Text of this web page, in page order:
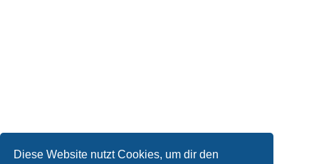
Diese Website nutzt Cookies, um dir den